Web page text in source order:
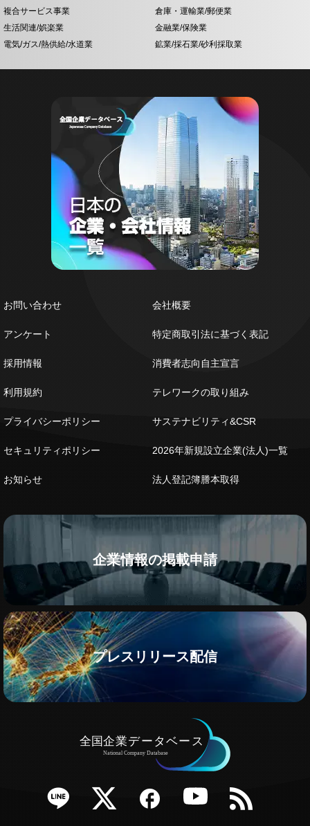
複合サービス事業
倉庫・運輸業/郵便業
生活関連/娯楽業
金融業/保険業
電気/ガス/熱供給/水道業
鉱業/採石業/砂利採取業
お問い合わせ
アンケート
採用情報
利用規約
プライバシーポリシー
セキュリティポリシー
お知らせ
会社概要
特定商取引法に基づく表記
消費者志向自主宣言
テレワークの取り組み
サステナビリティ&CSR
2026年新規設立企業(法人)一覧
法人登記簿謄本取得
企業情報の掲載申請
プレスリリース配信
Twitter Facebook YouTube RSS